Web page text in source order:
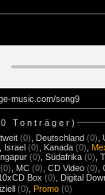
music.com/song9
0 Tonträger)
(0) Deutschland (0) ,
Israel (0) Kanada (0)
(0) ,Südafrika (0) ,
(0) MC (0) ,CD Video (0) ,
Box (0) Digital
(0) Promo (0)